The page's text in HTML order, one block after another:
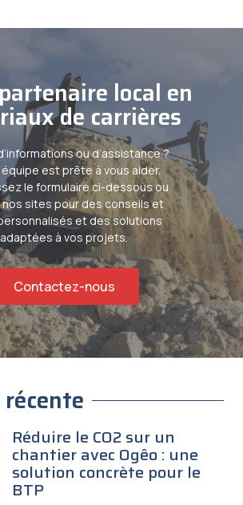
local en
de carrières
ou d’assistance ?
est prête à vous aider.
le formulaire ci-dessous ou
sites pour des conseils et
et des solutions
adaptées à vos projets.
Contactez-nous
Réduire le CO2 sur un
chantier avec Ogêo : une
solution concrète pour le
BTP